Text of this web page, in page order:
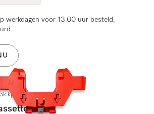
werkdagen voor 13.00 uur besteld,
kpl.